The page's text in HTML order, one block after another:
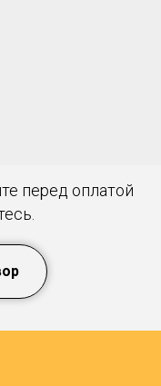
перед оплатой